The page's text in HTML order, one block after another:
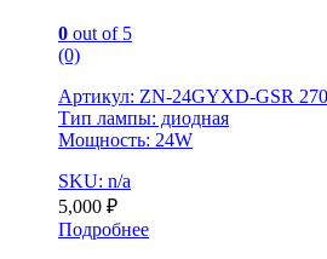
0 out of 5
(0)
Артикул: ZN-24GYXD-GSR
Тип лампы: диодная
Мощность: 24W
SKU: n/a
5,000 ₽
Подробнее